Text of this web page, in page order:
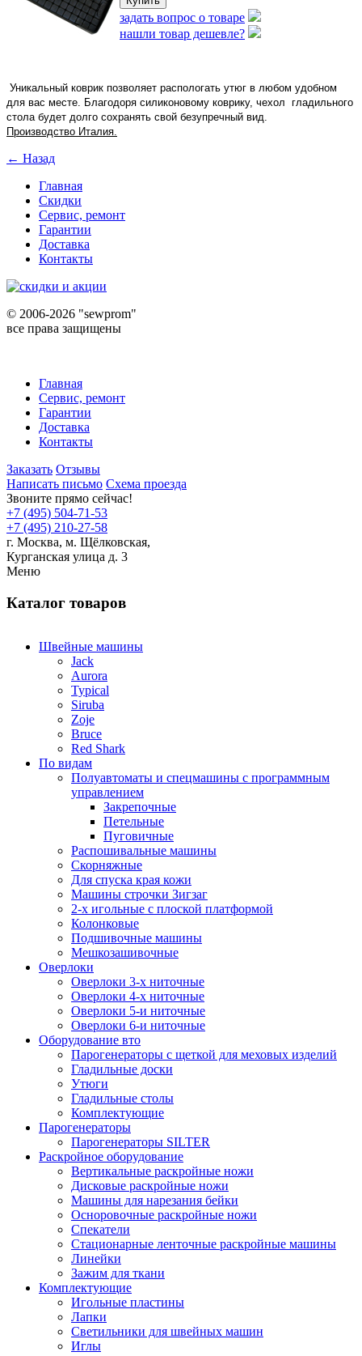
задать вопрос о товаре
нашли товар дешевле?
Уникальный коврик позволяет распологать утюг в любом удобном
для вас месте. Благодоря силиконовому коврику, чехол гладильного
стола будет долго сохранять свой безупречный вид.
Производство Италия.
← Назад
Главная
Скидки
Сервис, ремонт
Гарантии
Доставка
Контакты
© 2006-2026 "sewprom"
все права защищены
Главная
Сервис, ремонт
Гарантии
Доставка
Контакты
Заказать Отзывы
Написать письмо Схема проезда
Звоните прямо сейчас!
+7 (495) 504-71-53
+7 (495) 210-27-58
г. Москва, м. Щёлковская,
Курганская улица д. 3
Меню
Каталог товаров
Швейные машины
Jack
Aurora
Typical
Siruba
Zoje
Bruce
Red Shark
По видам
Полуавтоматы и спецмашины с программным
управлением
Закрепочные
Петельные
Пуговичные
Распошивальные машины
Скорняжные
Для спуска края кожи
Машины строчки Зигзаг
2-х игольные с плоской платформой
Колонковые
Подшивочные машины
Мешкозашивочные
Оверлоки
Оверлоки 3-х ниточные
Оверлоки 4-х ниточные
Оверлоки 5-и ниточные
Оверлоки 6-и ниточные
Оборудование вто
Парогенераторы с щеткой для меховых изделий
Гладильные доски
Утюги
Гладильные столы
Комплектующие
Парогенераторы
Парогенераторы SILTER
Раскройное оборудование
Вертикальные раскройные ножи
Дисковые раскройные ножи
Машины для нарезания бейки
Осноровочные раскройные ножи
Спекатели
Стационарные ленточные раскройные машины
Линейки
Зажим для ткани
Комплектующие
Игольные пластины
Лапки
Светильники для швейных машин
Иглы